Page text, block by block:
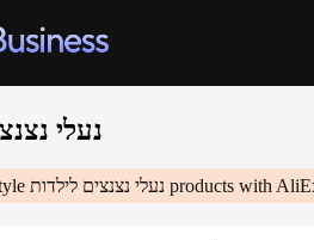
נעלי
נעלי נצנצים לילדות products with